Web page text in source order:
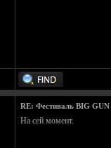
RE: Фестиваль BIG GUN
На сей момент.